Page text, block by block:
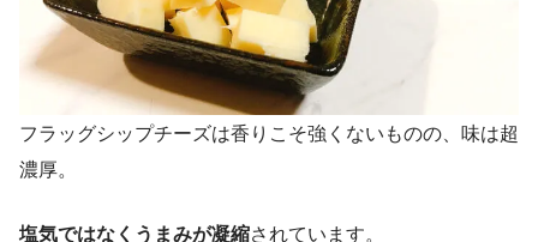
フラッグシップチーズは香りこそ強くないものの、味は超
濃厚。
塩気ではなくうまみが凝縮されています。